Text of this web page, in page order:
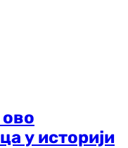
у историји